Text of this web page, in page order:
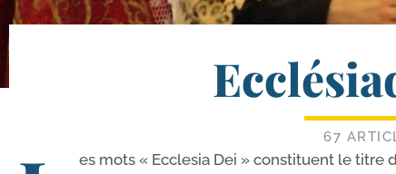
67
es mots « Ecclesia Dei » consti­tuent le